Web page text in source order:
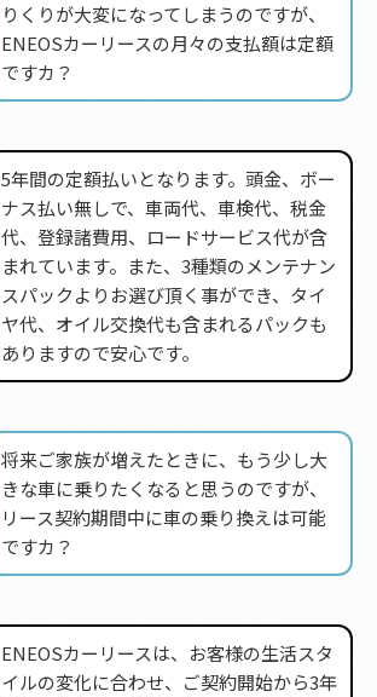
りくりが大変になってしまうのですが、
ENEOSカーリースの月々の支払額は定額
ですカ？
5年間の定額払いとなります。頭金、ボー
ナス払い無しで、車両代、車検代、税金
代、登録諸費用、ロードサービス代が含
まれています。また、3種類のメンテナン
スパックよりお選び頂く事ができ、タイ
ヤ代、オイル交換代も含まれるパックも
ありますので安心です。
将来ご家族が増えたときに、もう少し大
きな車に乗りたくなると思うのですが、
リース契約期間中に車の乗り換えは可能
ですカ？
ENEOSカーリースは、お客様の生活スタ
イルの変化に合わせ、ご契約開始から3年